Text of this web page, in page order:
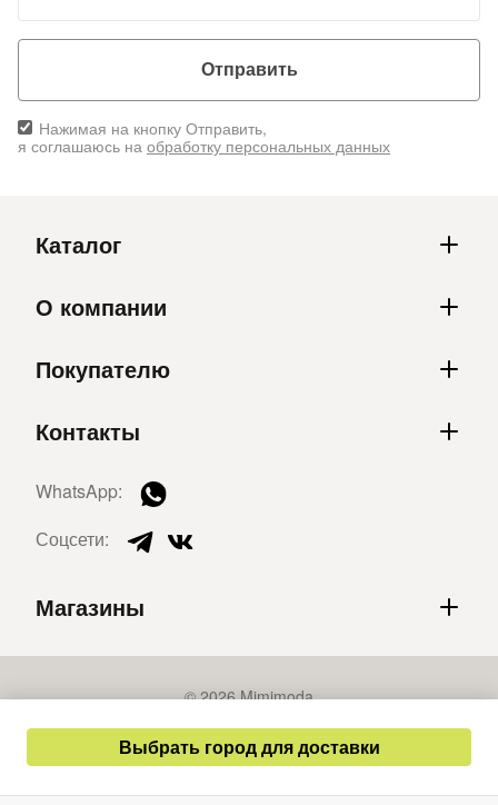
Выбрать город для доставки
Отправить
Нажимая на кнопку Отправить,
я соглашаюсь на обработку персональных данных
Каталог
О компании
Покупателю
Контакты
WhatsApp:
Соцсети:
Магазины
© 2026 Mimimoda
Политика конфиденциальности